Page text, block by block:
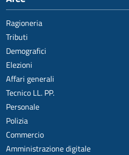
Ragioneria
Tributi
Demografici
Elezioni
Affari generali
Tecnico LL. PP.
Personale
Polizia
Commercio
Amministrazione digitale